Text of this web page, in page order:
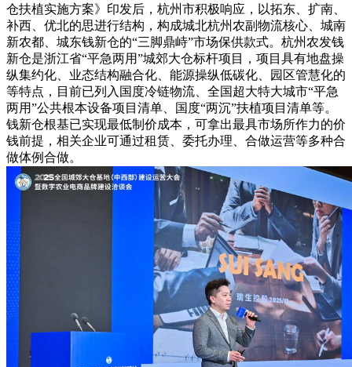
仓扶植实施方案》印发后，杭州市积极响应，以拓东、扩南、
补西、优北的思进行结构，构成城北杭州农副物流核心、城南
新农都、城东钱新仓的“三脚鼎峙”市场保供款式。杭州农发钱
新仓是浙江省“平急两用”城郊大仓标杆项目，项目具有地盘操
纵集约化、业态结构融合化、能源操纵低碳化、园区管慧化的
等特点，目前已列入国度冷链物流、全国超大特大城市“平急
两用”公共根本设备项目清单、国度“两沉”扶植项目清单等。
钱新仓根基已实现最低制价成本，可拿出最具市场所作力的价
钱前提，相关企业可通过租赁、委托办理、合做运营等多种合
做体例合做。